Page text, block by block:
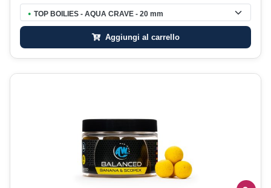
● TOP BOILIES - AQUA CRAVE - 20 mm
Aggiungi al carrello